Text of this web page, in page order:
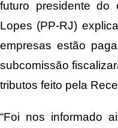
futuro presidente do
Lopes (PP-RJ)
empresas estão
subcomissão
tributos feito pela
“Foi nos informado